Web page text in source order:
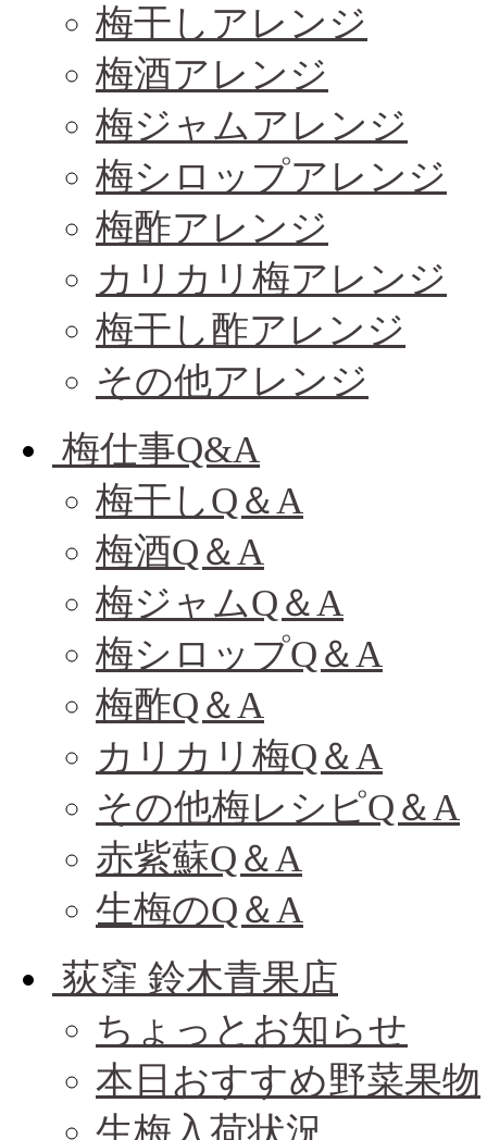
梅干しアレンジ
梅酒アレンジ
梅ジャムアレンジ
梅シロップアレンジ
梅酢アレンジ
カリカリ梅アレンジ
梅干し酢アレンジ
その他アレンジ
梅仕事Q&A
梅干しQ＆A
梅酒Q＆A
梅ジャムQ＆A
梅シロップQ＆A
梅酢Q＆A
カリカリ梅Q＆A
その他梅レシピQ＆A
赤紫蘇Q＆A
生梅のQ＆A
荻窪 鈴木青果店
ちょっとお知らせ
本日おすすめ野菜果物